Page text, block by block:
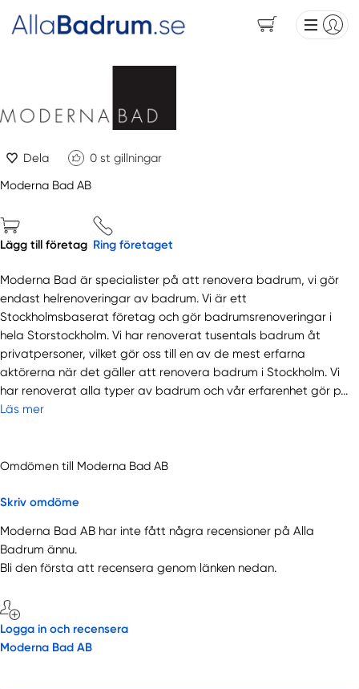
Dela 0 st gillningar
Moderna Bad AB
Lägg till företag Ring företaget
Moderna Bad är specialister på att renovera badrum, vi gör
endast helrenoveringar av badrum. Vi är ett
Stockholmsbaserat företag och gör badrumsrenoveringar i
hela Storstockholm. Vi har renoverat tusentals badrum åt
privatpersoner, vilket gör oss till en av de mest erfarna
aktörerna när det gäller att renovera badrum i Stockholm. Vi
har renoverat alla typer av badrum och vår erfarenhet gör p...
Läs mer
Omdömen till Moderna Bad AB
Skriv omdöme
Moderna Bad AB har inte fått några recensioner på Alla
Badrum ännu.
Bli den första att recensera genom länken nedan.
Logga in och recensera
Moderna Bad AB